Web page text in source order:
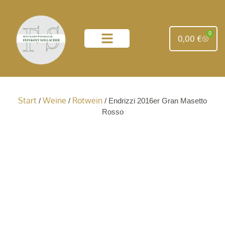
0,00 €
0
Start / Weine / Rotwein / Endrizzi 2016er Gran Masetto
Rosso